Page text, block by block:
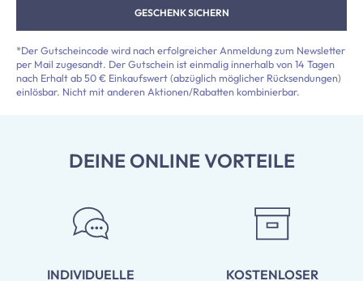
GESCHENK SICHERN
*Der Gutscheincode wird nach erfolgreicher Anmeldung zum Newsletter
per Mail zugesandt. Der Gutschein ist einmalig innerhalb von 14 Tagen
nach Erhalt ab 50 € Einkaufswert (abzüglich möglicher Rücksendungen)
einlösbar. Nicht mit anderen Aktionen/Rabatten kombinierbar.
DEINE ONLINE VORTEILE
INDIVIDUELLE
KOSTENLOSER